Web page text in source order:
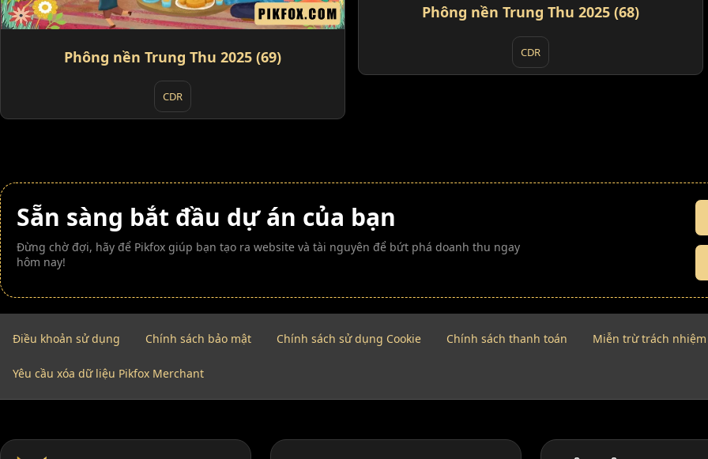
Phông nền Trung Thu 2025 (68)
CDR
Phông nền Trung Thu 2025 (69)
CDR
Sẵn sàng bắt đầu dự án của bạn
Đừng chờ đợi, hãy để Pikfox giúp bạn tạo ra website và tài nguyên để bứt phá doanh thu ngay
hôm nay!
Điều khoản sử dụng Chính sách bảo mật Chính sách sử dụng Cookie Chính sách thanh toán Miễn trừ trách nhiệm
Yêu cầu xóa dữ liệu Pikfox Merchant